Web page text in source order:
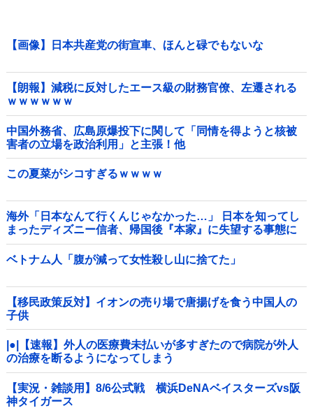
【画像】日本共産党の街宣車、ほんと碌でもないな
【朗報】減税に反対したエース級の財務官僚、左遷される
ｗｗｗｗｗｗ
中国外務省、広島原爆投下に関して「同情を得ようと核被
害者の立場を政治利用」と主張！他
この夏菜がシコすぎるｗｗｗｗ
海外「日本なんて行くんじゃなかった…」 日本を知ってし
まったディズニー信者、帰国後『本家』に失望する事態に
ベトナム人「腹が減って女性殺し山に捨てた」
【移民政策反対】イオンの売り場で唐揚げを食う中国人の
子供
|●|【速報】外人の医療費未払いが多すぎたので病院が外人
の治療を断るようになってしまう
【実況・雑談用】8/6公式戦 横浜DeNAベイスターズvs阪
神タイガース